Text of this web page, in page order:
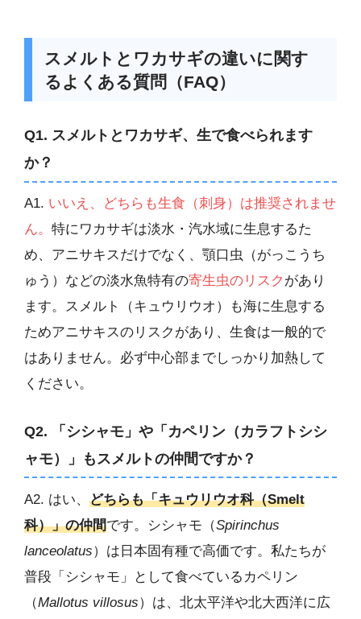
スメルトとワカサギの違いに関す
るよくある質問（FAQ）
Q1. スメルトとワカサギ、生で食べられます
か？
A1. いいえ、どちらも生食（刺身）は推奨されませ
ん。 特にワカサギは淡水・汽水域に生息するた
め、アニサキスだけでなく、顎口虫（がっこうち
ゅう）などの淡水魚特有の寄生虫のリスク があり
ます。スメルト（キュウリウオ）も海に生息する
ためアニサキスのリスクがあり、生食は一般的で
はありません。必ず中心部までしっかり加熱して
ください。
Q2. 「シシャモ」や「カペリン（カラフトシシ
ャモ）」もスメルトの仲間ですか？
A2. はい、 どちらも「キュウリウオ科（Smelt
科）」の仲間です。シシャモ（Spirinchus
lanceolatus）は日本固有種で高価です。私たちが
普段「シシャモ」として食べているカペリン
（Mallotus villosus）は、北太平洋や北大西洋に広